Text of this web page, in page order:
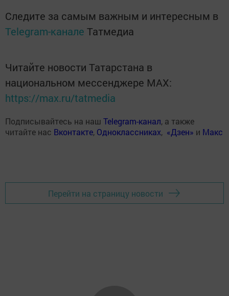
Следите за самым важным и интересным в
Telegram-канале Татмедиа
Читайте новости Татарстана в
национальном мессенджере MАХ:
https://max.ru/tatmedia
Подписывайтесь на наш Telegram-канал, а также
читайте нас Вконтакте, Одноклассниках, «Дзен» и Макс
Перейти на страницу новости